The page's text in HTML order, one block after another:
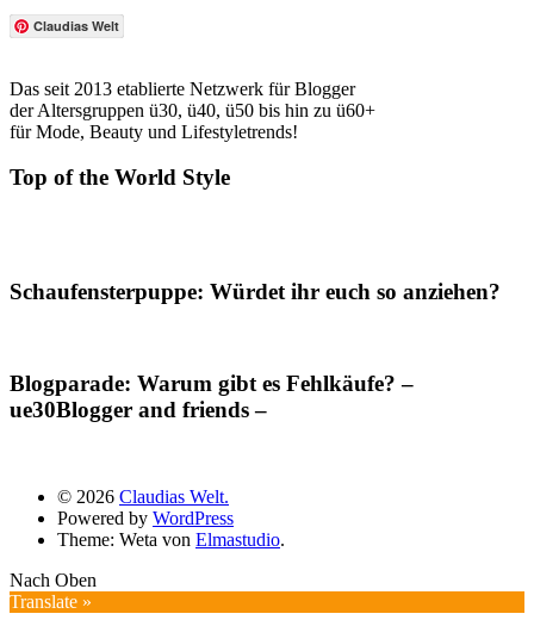
Claudias Welt
Das seit 2013 etablierte Netzwerk für Blogger
der Altersgruppen ü30, ü40, ü50 bis hin zu ü60+
für Mode, Beauty und Lifestyletrends!
Top of the World Style
Schaufensterpuppe: Würdet ihr euch so anziehen?
Blogparade: Warum gibt es Fehlkäufe? –
ue30Blogger and friends –
© 2026 Claudias Welt.
Powered by WordPress
Theme: Weta von Elmastudio.
Nach Oben
Translate »